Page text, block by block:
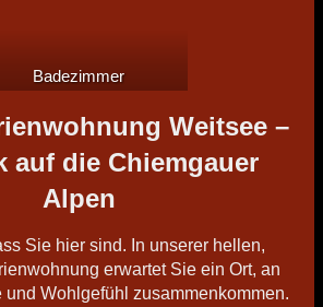
Badezimmer
Weitsee –
auf die Chiemgauer
Alpen
Sie hier sind. In unserer hellen,
erwartet Sie ein Ort, an
und Wohlgefühl zusammenkommen.